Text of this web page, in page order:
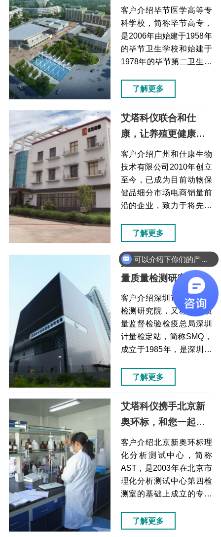
成（液相色谱仪）
客户介绍毕节医学高等专
科学校，简称毕节高专，
是2006年由始建于1958年
的毕节卫生学校和始建于
1978年的毕节第二卫生学
医药卫生人才4万余人，成
功促进了区域医疗卫生事
业的发展。毕节高等专科
学校痛点解决方案效果一
般液相色谱仪的进样器在
维护和洗针上比较麻烦自
动进样器，采用高压进样
技术，流动相过针无需清
洗进样针内壁，进样前，
进样后均可对进样针外壁
交叉污染...
了解更多
艾塔科仪联合和仕
康，让养殖更健康
（液相色谱仪）
客户介绍广州和仕康生物
技术有限公司2010年创立
至今，已成为目前动物保
健品细分市场电商销量前
沿的企业，致力于将先进
物营养与保健领域以提升
动物自然健康水平。广州
和仕康生物技术有限公司
痛点解决方案效果一般液
相色谱仪的进样器在维护
和洗针上比较麻烦自动进
样器，采用高压进样技
术，流动相过针无需清洗
进样针内壁，进样前，进
样后均可对进样针外壁进
叉污染检测结果的准...
了解更多
艾塔科仪和深圳市计
量质量检测研究院同
为百姓谋福祉而奋斗
不止（液相色谱仪）
客户介绍深圳市计量质量
检测研究院，又称国家质
量监督检验检疫总局深圳
计量检定站，简称SMQ，
成立于1985年，是深圳市
检定和产品质量检验机
构。深圳市计量质量检测
研究院痛点解决方案效果
一般液相色谱仪的进样器
在维护和洗针上比较麻烦
自动进样器，采用高压进
样技术，流动相过针无需
清洗进样针内壁，进样
前，进样后均可对进样针
外壁进行高压清洗，减少
准确性不能保证检测...
了解更多
艾塔科仪携手北京新
奥环标，和您一起超
越（液相色谱仪）
客户介绍北京新奥环标理
化分析测试中心，简称
AST，是2003年在北京市
理化分析测试中心第四检
测室的基础上成立的专业
科技条件平台检测与认证
领域中心。AST痛点解决
了解更多
可以介绍下你们的产品么